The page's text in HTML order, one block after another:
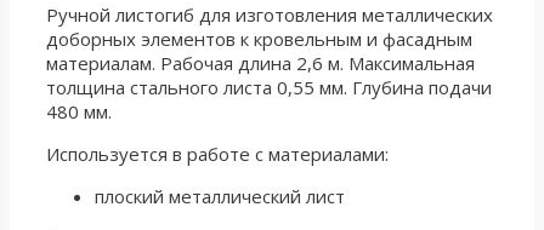
Ручной листогиб для изготовления металлических
доборных элементов к кровельным и фасадным
материалам. Рабочая длина 2,6 м. Максимальная
толщина стального листа 0,55 мм. Глубина подачи
480 мм.
Используется в работе с материалами:
плоский металлический лист